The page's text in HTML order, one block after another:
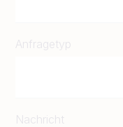
Anfragetyp
Nachricht